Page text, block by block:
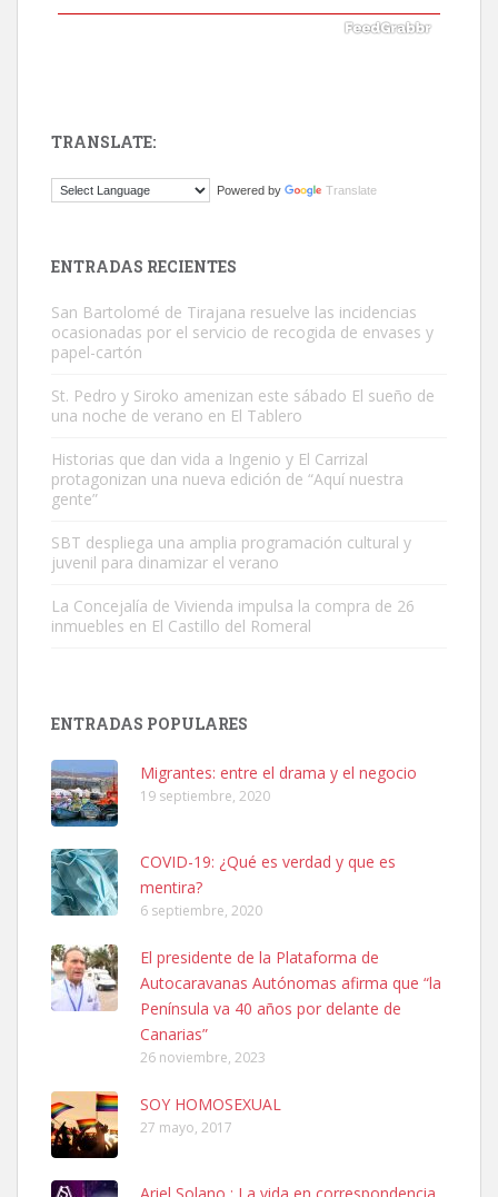
Busco adopción responsable para mi perra. Pastor alemán,
PERRO MACHO RAZA SHIBA CON MICROCHIP PERDIDO HOY
06/07/2025 ZONA MESA Y LOPEZ. ES MUY ASUSTADIZO
Leales.org » Gran Canaria
Leales.org » Gran Canaria
Adopcion
Busco casa de acogida para mi perrita ya que por temas de trabajo
no la puedo tener. Solo gente r...
Leales.org » Gran Canaria
4.7.2025
TRANSLATE:
Powered by Translate
ENTRADAS RECIENTES
San Bartolomé de Tirajana resuelve las incidencias
ocasionadas por el servicio de recogida de envases y
papel-cartón
St. Pedro y Siroko amenizan este sábado El sueño de
una noche de verano en El Tablero
Historias que dan vida a Ingenio y El Carrizal
protagonizan una nueva edición de “Aquí nuestra
gente”
SBT despliega una amplia programación cultural y
juvenil para dinamizar el verano
La Concejalía de Vivienda impulsa la compra de 26
inmuebles en El Castillo del Romeral
ENTRADAS POPULARES
Migrantes: entre el drama y el negocio
19 septiembre, 2020
COVID-19: ¿Qué es verdad y que es
mentira?
6 septiembre, 2020
El presidente de la Plataforma de
Autocaravanas Autónomas afirma que “la
Península va 40 años por delante de
Canarias”
26 noviembre, 2023
SOY HOMOSEXUAL
27 mayo, 2017